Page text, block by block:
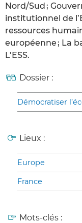
Nord/Sud ;
institutionnel de
ressources
européenne ; La
L’ESS.
Dossier :
Démocratiser
Lieux :
Europe
France
Mots-clés :